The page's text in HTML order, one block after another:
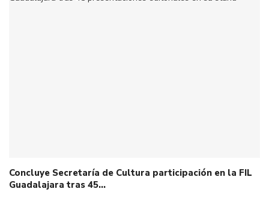
Concluye Secretaría de Cultura participación en la FIL
Guadalajara tras 45…